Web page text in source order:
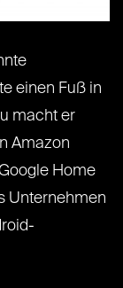
einen Fuß in
macht er
Amazon
Home
Unternehmen